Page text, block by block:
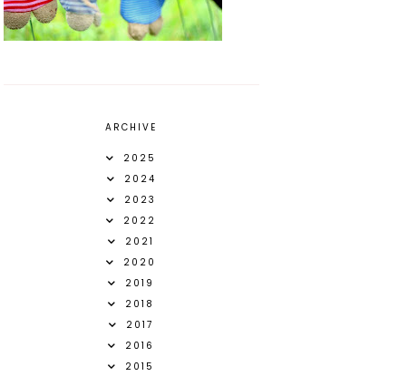
ARCHIVE
2025
2024
2023
2022
2021
2020
2019
2018
2017
2016
2015